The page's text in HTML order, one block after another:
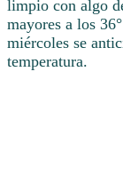
limpio con algo
mayores a los
miércoles se
temperatura.